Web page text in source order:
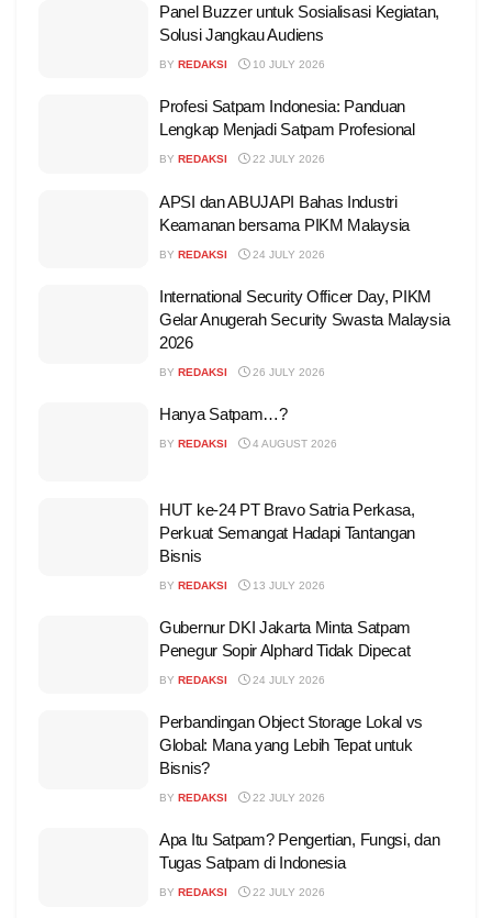
Panel Buzzer untuk Sosialisasi Kegiatan,
Solusi Jangkau Audiens
BY REDAKSI 10 JULY 2026
Profesi Satpam Indonesia: Panduan
Lengkap Menjadi Satpam Profesional
BY REDAKSI 22 JULY 2026
APSI dan ABUJAPI Bahas Industri
Keamanan bersama PIKM Malaysia
BY REDAKSI 24 JULY 2026
International Security Officer Day, PIKM
Gelar Anugerah Security Swasta Malaysia
2026
BY REDAKSI 26 JULY 2026
Hanya Satpam…?
BY REDAKSI 4 AUGUST 2026
HUT ke-24 PT Bravo Satria Perkasa,
Perkuat Semangat Hadapi Tantangan
Bisnis
BY REDAKSI 13 JULY 2026
Gubernur DKI Jakarta Minta Satpam
Penegur Sopir Alphard Tidak Dipecat
BY REDAKSI 24 JULY 2026
Perbandingan Object Storage Lokal vs
Global: Mana yang Lebih Tepat untuk
Bisnis?
BY REDAKSI 22 JULY 2026
Apa Itu Satpam? Pengertian, Fungsi, dan
Tugas Satpam di Indonesia
BY REDAKSI 22 JULY 2026